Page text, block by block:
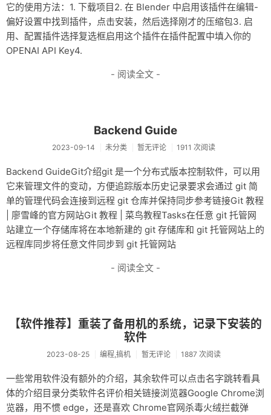
它的使用方法：1. 下载项目2. 在 Blender 中启用该插件在编辑-
偏好设置中找到插件，点击安装，然后选择刚才的压缩包3. 启
用、配置插件选择复选框启用这个插件在插件配置中填入你的
OPENAI API Key4.
- 阅读全文 -
Backend Guide
2023-09-14 未分类 暂无评论 1911 次阅读
Backend GuideGit介绍git 是一个分布式版本控制软件，可以用
它来管理文件的变动，方便追踪版本历史记录要求会通过 git 简
单的管理代码会连接到远程 git 仓库并保持同步参考链接Git 教程
| 廖雪峰的官方网站Git 教程 | 菜鸟教程Tasks在任意 git 托管网
站建立一个存储库将在本地新建的 git 存储库和 git 托管网站上的
远程库同步将任意文件同步到 git 托管网站
- 阅读全文 -
【软件推荐】重装了备用机的系统，记录下安装的
软件
2023-08-25 编程,搞机 暂无评论 1887 次阅读
一些常用软件没有额外的介绍，其余软件可以点击名字跳转看具
体的介绍目录分类软件名评价相关链接浏览器Google Chrome浏
览器，用不惯 edge，还是喜欢 Chrome官网杀毒火绒拦截弹